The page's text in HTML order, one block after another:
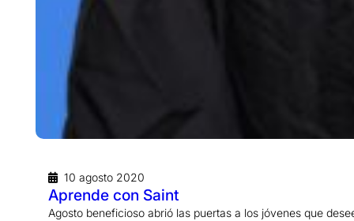
10 agosto 2020
Aprende con Saint
Agosto beneficioso abrió las puertas a los jóvenes que